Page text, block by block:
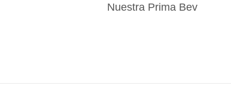
Nuestra Prima Bev